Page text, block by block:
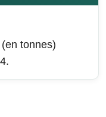
tonnes)